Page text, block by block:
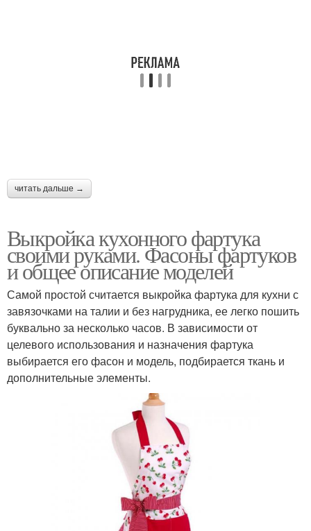
читать дальше →
Выкройка кухонного фартука
своими руками. Фасоны фартуков
и общее описание моделей
Самой простой считается выкройка фартука для кухни с
завязочками на талии и без нагрудника, ее легко пошить
буквально за несколько часов. В зависимости от
целевого использования и назначения фартука
выбирается его фасон и модель, подбирается ткань и
дополнительные элементы.